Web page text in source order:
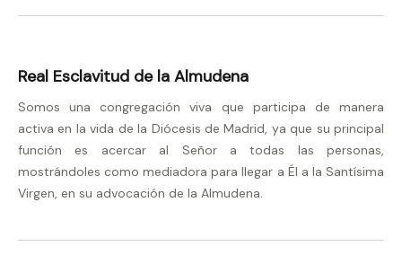
Real Esclavitud de la Almudena
Somos una congregación viva que participa de manera
activa en la vida de la Diócesis de Madrid, ya que su principal
función es acercar al Señor a todas las personas,
mostrándoles como mediadora para llegar a Él a la Santísima
Virgen, en su advocación de la Almudena.